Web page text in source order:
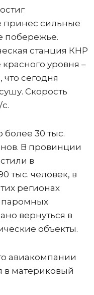
принес сильные
побережье.
станция КНР
уровня –
сегодня
Скорость
30 тыс.
В провинции
в
тыс. человек, в
регионах
паромных
вернуться в
объекты.
авиакомпании
в материковый